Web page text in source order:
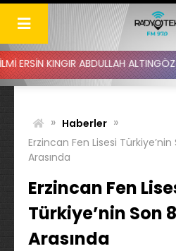
Skip
content
ABDULLAH ALTINGÖZ ALİ GÜNEY
» Haberler »
Erzincan Fen Lisesi Türkiye’nin
Arasında
Erzincan Fen
Türkiye’nin Son
Arasında